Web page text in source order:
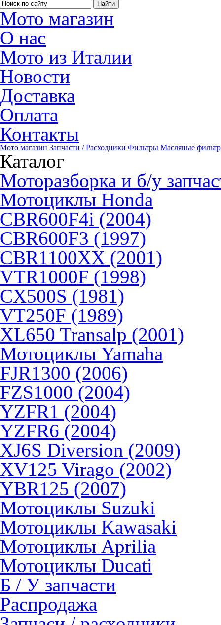
Мото магазин
О нас
Мото из Италии
Новости
Доставка
Оплата
Контакты
Мото магазин Запчасти / Расходники Фильтры Масляные
Каталог
Моторазборка и б/у
Мотоциклы Honda
CBR600F4i (2004)
CBR600F3 (1997)
CBR1100XX (2001)
VTR1000F (1998)
CX500S (1981)
VT250F (1989)
XL650 Transalp (2001)
Мотоциклы Yamaha
FJR1300 (2006)
FZS1000 (2004)
YZFR1 (2004)
YZFR6 (2004)
XJ6S Diversion (2009)
XV125 Virago (2002)
YBR125 (2007)
Мотоциклы Suzuki
Мотоциклы Kawasaki
Мотоциклы Aprilia
Мотоциклы Ducati
Б / У запчасти
Распродажа